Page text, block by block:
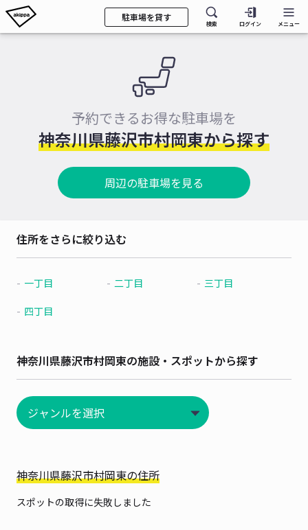
駐車場を貸す
検索 ログイン メニュー
予約できるお得な駐車場を
神奈川県藤沢市村岡東から探す
周辺の駐車場を見る
住所をさらに絞り込む
一丁目 二丁目 三丁目
四丁目
神奈川県藤沢市村岡東の施設・スポットから探す
神奈川県藤沢市村岡東の住所
スポットの取得に失敗しました